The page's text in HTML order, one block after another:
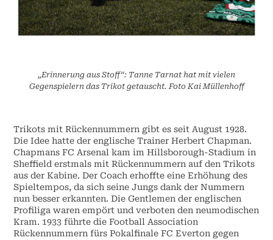
„Erinnerung aus Stoff“: Tanne Tarnat hat mit vielen
Gegenspielern das Trikot getauscht. Foto Kai Müllenhoff
Trikots mit Rückennummern gibt es seit August 1928.
Die Idee hatte der englische Trainer Herbert Chapman.
Chapmans FC Arsenal kam im Hillsborough-Stadium in
Sheffield erstmals mit Rückennummern auf den Trikots
aus der Kabine. Der Coach erhoffte eine Erhöhung des
Spieltempos, da sich seine Jungs dank der Nummern
nun besser erkannten. Die Gentlemen der englischen
Profiliga waren empört und verboten den neumodischen
Kram. 1933 führte die Football Association
Rückennummern fürs Pokalfinale FC Everton gegen